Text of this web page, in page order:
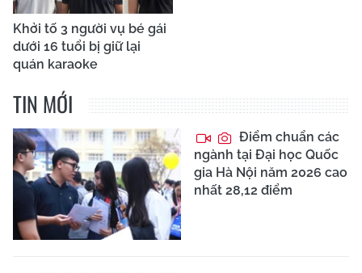
Khởi tố 3 người vụ bé gái
dưới 16 tuổi bị giữ lại
quán karaoke
TIN MỚI
Điểm chuẩn các
ngành tại Đại học Quốc
gia Hà Nội năm 2026 cao
nhất 28,12 điểm